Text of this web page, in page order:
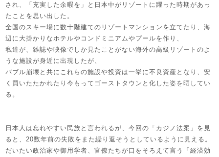
され、「充実した余暇を」と日本中がリゾートに躍った時期があっ
たことを思い出した。
全国のスキー場に数十階建てのリゾートマンションを立てたり、海
辺に大掛かりなホテルやコンドミニアムやプールを作り、
私達が、雑誌や映像でしか見たことがない海外の高級リゾートのよ
うな施設が身近に出現したが、
バブル崩壊と共にこれらの施設や投資は一挙に不良資産となり、安
く買いたたかれたり今もってゴーストタウンと化した姿を晒してい
る。
日本人は忘れやすい民族と言われるが、今回の「カジノ法案」を見
ると、20数年前の失敗をまた繰り返そうとしているように見える。
だいたい政治家や御用学者、官僚たちが口をそろえて言う「経済効